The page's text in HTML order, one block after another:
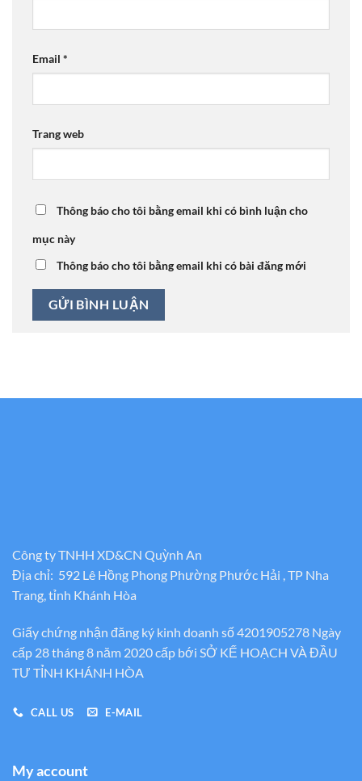
Email *
Trang web
Thông báo cho tôi bằng email khi có bình luận cho
mục này
Thông báo cho tôi bằng email khi có bài đăng mới
Công ty TNHH XD&CN Quỳnh An
Địa chỉ: 592 Lê Hồng Phong Phường Phước Hải , TP Nha
Trang, tỉnh Khánh Hòa
Giấy chứng nhận đăng ký kinh doanh số 4201905278 Ngày
cấp 28 tháng 8 năm 2020 cấp bới SỞ KẾ HOẠCH VÀ ĐẦU
TƯ TỈNH KHÁNH HÒA
CALL US E-MAIL
My account